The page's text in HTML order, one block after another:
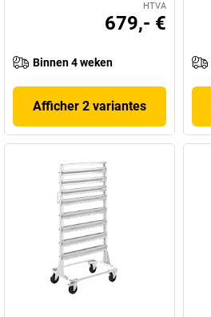
HTVA
679,- €
Binnen 4 weken
Afficher 2 variantes